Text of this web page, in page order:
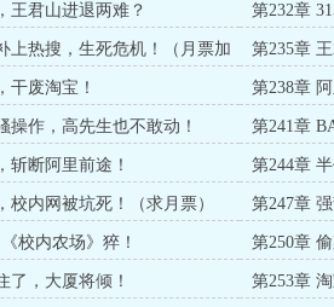
王君山进退两难？ 第232章
上热搜，生死危机！（月票加
第235章
干废淘宝！ 第238章
操作，高先生也不敢动！ 第241章
斩断阿里前途！ 第244章
校内网被坑死！（求月票） 第247章
校内农场》猝！ 第250章
了，大厦将倾！ 第253章